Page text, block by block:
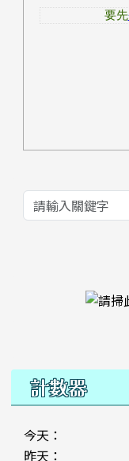
右邊區域內容
計數器
今天：
昨天：